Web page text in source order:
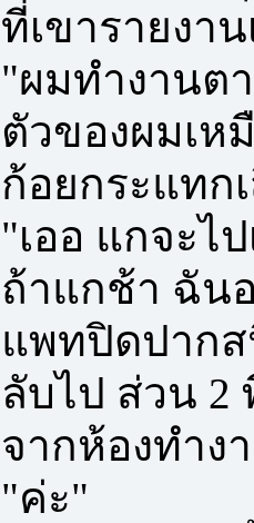
ที่เขารายงา
"ผมทำงานต
ตัวของผมเห
ก้อยกระแทก
"เออ แกจะไ
ถ้าแกช้า ฉัน
แพทปิดปาก
ลับไป ส่วน
จากห้องทำง
"ค่ะ"